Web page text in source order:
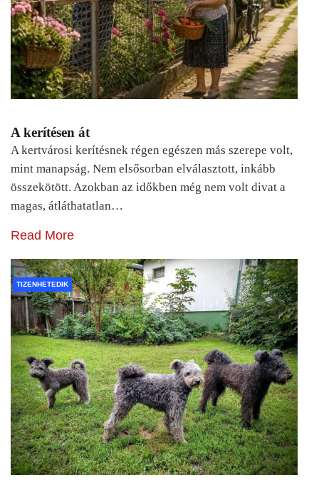
A kerítésen át
A kertvárosi kerítésnek régen egészen más szerepe volt,
mint manapság. Nem elsősorban elválasztott, inkább
összekötött. Azokban az időkben még nem volt divat a
magas, átláthatatlan…
Read More
TIZENHETEDIK